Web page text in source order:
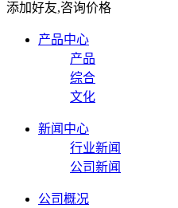
添加好友,咨询价格
产品中心
产品
综合
文化
新闻中心
行业新闻
公司新闻
公司概况